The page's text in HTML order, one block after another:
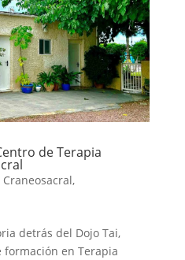
de Terapia
Craneosacral,
detrás del Dojo Tai,
en Terapia